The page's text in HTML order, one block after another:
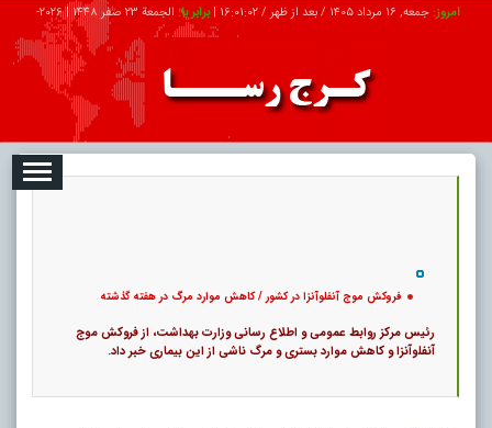
امروز: جمعه, ۱۶ مرداد ۱۴۰۵ / بعد از ظهر / 16:01:04
|برابر با: الجمعة 23 صفر 1448 |
2026-
تبلیغات درباره ما ارتباط با ما
فروکش موج آنفلوآنزا در کشور / کاهش موارد مرگ در هفته گذشته
رئیس مرکز روابط عمومی و اطلاع رسانی وزارت بهداشت، از فروکش موج
آنفلوآنزا و کاهش موارد بستری و مرگ ناشی از این بیماری خبر داد.